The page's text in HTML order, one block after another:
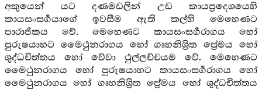
අකුයෙන් යට දණමඩලින් උඩ කායප්‍රදෙශයෙහි
කායසංසර්‍ගයාගේ ඉවසීම ඇති කල්හි මෙහෙණට
පාරාජිකය වේ. මෙහෙණට කායසංසර්‍ගරාගය හෝ
පුරුෂයාහට මෛථුනරාගය හෝ ගෘහනිශ්‍රිත ප්‍රේමය හෝ
ශුද්ධචිත්තය හෝ වේවා ථුල්ලච්චයම වේ. මෙහෙණට
මෛථුනරාගය හෝ පුරුෂයාහට කායසංසර්‍ගරාගය හෝ
මෛථුනරාගය හෝ ගෘහනිශ්‍රිත ප්‍රේමය හෝ ශුද්ධචිත්තය